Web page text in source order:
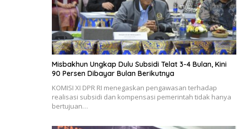
Misbakhun Ungkap Dulu Subsidi Telat 3-4 Bulan, Kini
90 Persen Dibayar Bulan Berikutnya
KOMISI XI DPR RI menegaskan pengawasan terhadap
realisasi subsidi dan kompensasi pemerintah tidak hanya
bertujuan…